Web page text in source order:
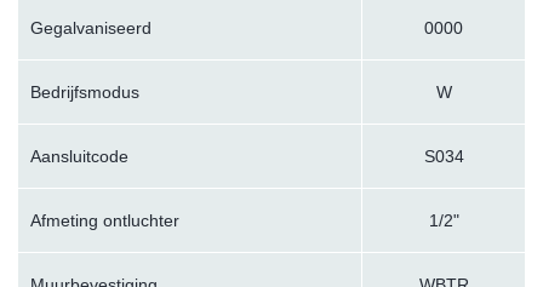
Gegalvaniseerd 0000
Bedrijfsmodus W
Aansluitcode S034
Afmeting ontluchter 1/2"